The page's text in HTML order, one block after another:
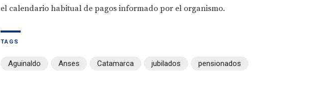
el calendario habitual de pagos informado por el organismo.
TAGS
Aguinaldo Anses Catamarca jubilados pensionados